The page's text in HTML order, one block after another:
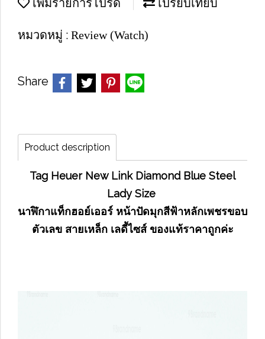
เพิ่มรายการโปรด เปรียบเทียบ
หมวดหมู่ : Review (Watch)
Share
Product description
Tag Heuer New Link Diamond Blue Steel
Lady Size
นาฬิกาแท็กฮอย์เออร์ หน้าปัดมุกสีฟ้าหลักเพชรขอบ
ตัวเลข สายเหล็ก เลดี้ไซส์ ของแท้ราคาถูกค่ะ